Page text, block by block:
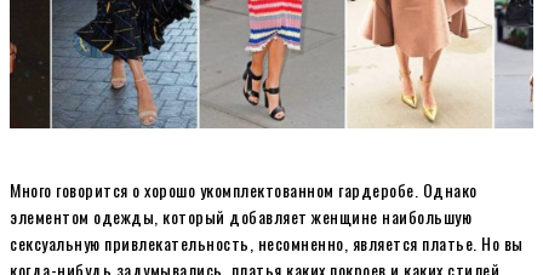
Много говорится о хорошо укомплектованном гардеробе. Однако
элементом одежды, который добавляет женщине наибольшую
сексуальную привлекательность, несомненно, является платье. Но вы
когда-нибудь задумывались, платья каких покроев и каких стилей